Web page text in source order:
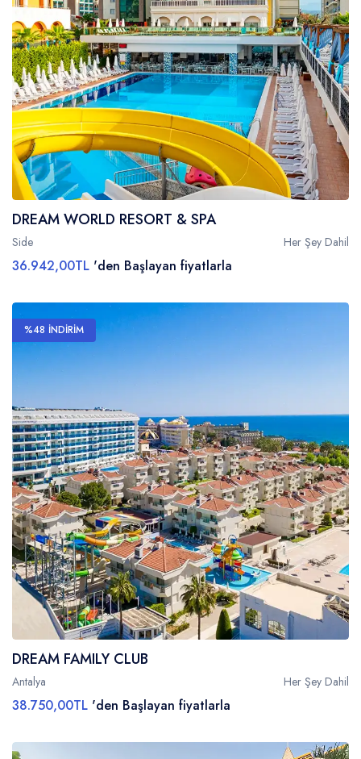
DREAM WORLD RESORT & SPA
Side Her Şey Dahil
36.942,00TL 'den Başlayan fiyatlarla
%48 İNDİRİM
DREAM FAMILY CLUB
Antalya Her Şey Dahil
38.750,00TL 'den Başlayan fiyatlarla